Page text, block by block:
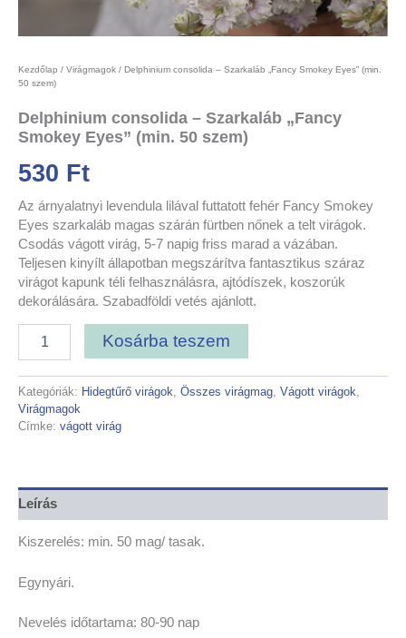
Kezdőlap / Virágmagok / Delphinium consolida – Szarkaláb „Fancy Smokey Eyes” (min.
50 szem)
Delphinium consolida – Szarkaláb „Fancy
Smokey Eyes” (min. 50 szem)
530 Ft
Az árnyalatnyi levendula lilával futtatott fehér Fancy Smokey
Eyes szarkaláb magas szárán fürtben nőnek a telt virágok.
Csodás vágott virág, 5-7 napig friss marad a vázában.
Teljesen kinyílt állapotban megszárítva fantasztikus száraz
virágot kapunk téli felhasználásra, ajtódíszek, koszorúk
dekorálására. Szabadföldi vetés ajánlott.
Kosárba teszem
Kategóriák: Hidegtűrő virágok Összes virágmag Vágott virágok
Virágmagok
Címke: vágott virág
Leírás
Kiszerelés: min. 50 mag/ tasak.
Egynyári.
Nevelés időtartama: 80-90 nap